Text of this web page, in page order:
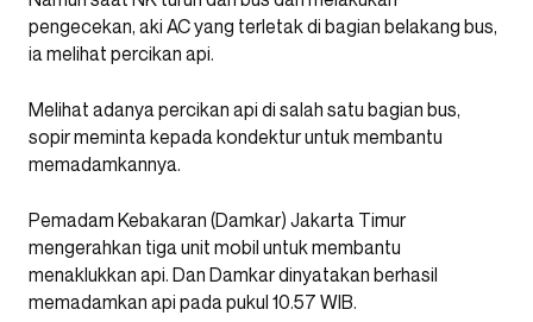
pengecekan, aki AC yang terletak di bagian belakang bus,
ia melihat percikan api.
Melihat adanya percikan api di salah satu bagian bus,
sopir meminta kepada kondektur untuk membantu
memadamkannya.
Pemadam Kebakaran (Damkar) Jakarta Timur
mengerahkan tiga unit mobil untuk membantu
menaklukkan api. Dan Damkar dinyatakan berhasil
memadamkan api pada pukul 10.57 WIB.